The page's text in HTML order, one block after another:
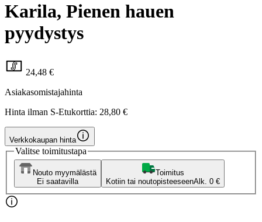
Karila, Pienen hauen
pyydystys
24,48 €
Asiakasomistajahinta
Hinta ilman S-Etukorttia: 28,80 €
Verkkokaupan hinta
Valitse toimitustapa
Nouto myymälästä
Ei saatavilla
Toimitus
Kotiin tai noutopisteeseenAlk. 0 €